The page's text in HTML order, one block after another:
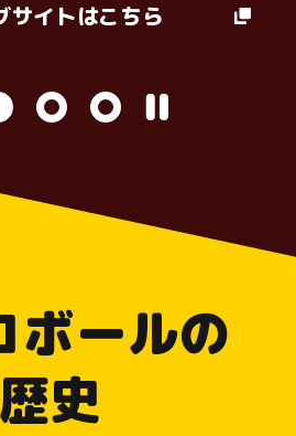
キョロちゃんの
ボールの
歴史